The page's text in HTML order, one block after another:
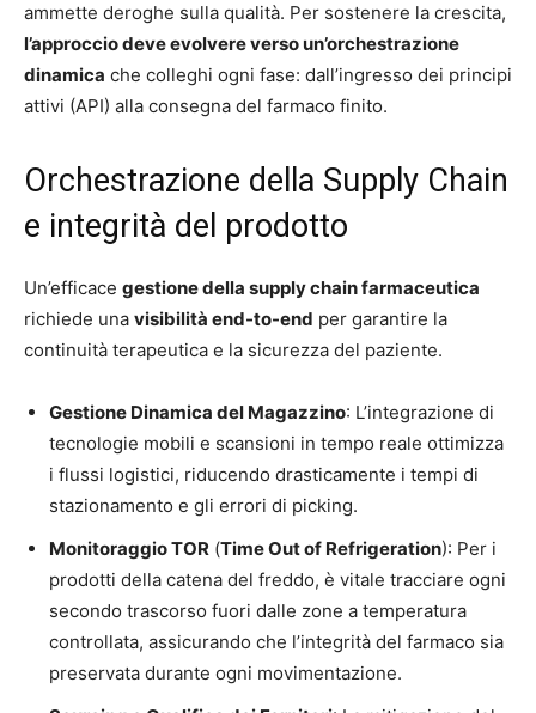
ammette deroghe sulla qualità. Per sostenere la crescita,
l’approccio deve evolvere verso un’orchestrazione
dinamica che colleghi ogni fase: dall’ingresso dei principi
attivi (API) alla consegna del farmaco finito.
Orchestrazione della Supply Chain
e integrità del prodotto
Un’efficace gestione della supply chain farmaceutica
richiede una visibilità end-to-end per garantire la
continuità terapeutica e la sicurezza del paziente.
Gestione Dinamica del Magazzino: L’integrazione di
tecnologie mobili e scansioni in tempo reale ottimizza
i flussi logistici, riducendo drasticamente i tempi di
stazionamento e gli errori di picking.
Monitoraggio TOR (Time Out of Refrigeration): Per i
prodotti della catena del freddo, è vitale tracciare ogni
secondo trascorso fuori dalle zone a temperatura
controllata, assicurando che l’integrità del farmaco sia
preservata durante ogni movimentazione.